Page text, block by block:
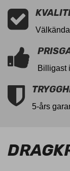
Billigast
5-års